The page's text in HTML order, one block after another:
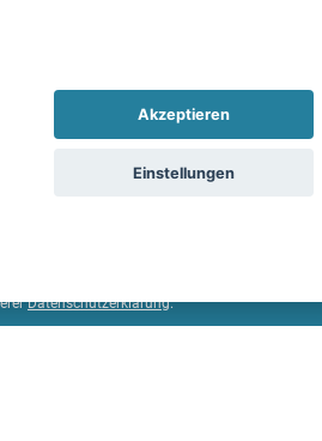
Newsletter
für unseren Newsletter ein und erhalte
der Verarbeitung meiner Daten, wie in der
beschrieben, zu und bestätige, dass ich
jederzeit mit Wirkung für die Zukunft
Datenschutzerklärung.
Akzeptieren
Einstellungen